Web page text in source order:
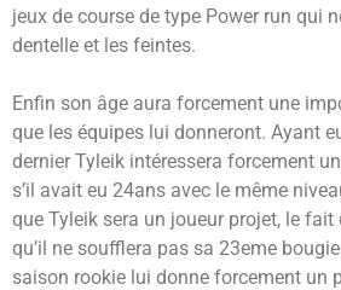
jeux de course de type Power run qui
dentelle et les feintes.
Enfin son âge aura forcement une
que les équipes lui donneront. Ayant
dernier Tyleik intéressera forcement
s’il avait eu 24ans avec le même
que Tyleik sera un joueur projet, le fait
qu’il ne soufflera pas sa 23eme
saison rookie lui donne forcement un